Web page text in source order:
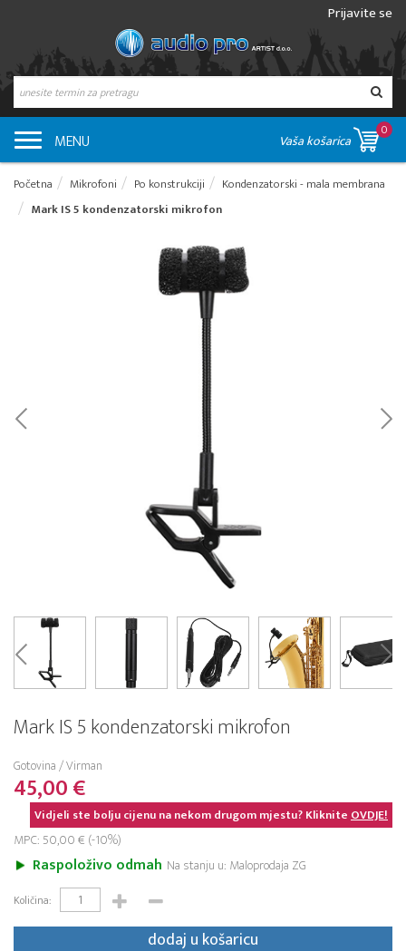
Prijavite se
MENU Vaša košarica
0
Početna Mikrofoni Po konstrukciji
Kondenzatorski - mala membrana
Mark IS 5 kondenzatorski mikrofon
Mark IS 5 kondenzatorski mikrofon
Gotovina / Virman
45,00 €
Vidjeli ste bolju cijenu na nekom drugom mjestu? KlikniteOVDJE!
MPC: 50,00 € (-10%)
Raspoloživo odmah Na stanju u: Maloprodaja ZG
Količina:
dodaj u košaricu